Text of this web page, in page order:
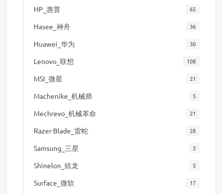
HP_惠普 65
Hasee_神舟 36
Huawei_华为 30
Lenovo_联想 108
MSI_微星 21
Machenike_机械师 5
Mechrevo_机械革命 21
Razer Blade_雷蛇 28
Samsung_三星 3
Shinelon_炫龙 5
Surface_微软 17